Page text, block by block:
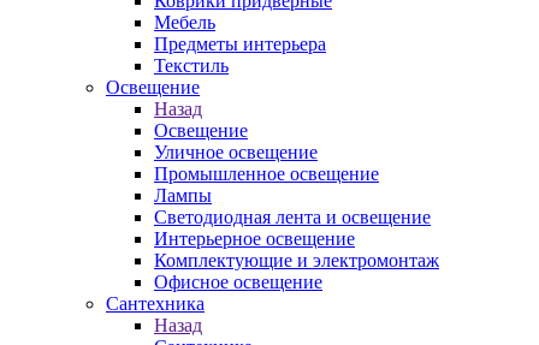
Мебель
Предметы интерьера
Текстиль
Освещение
Назад
Освещение
Уличное освещение
Промышленное освещение
Лампы
Светодиодная лента и освещение
Интерьерное освещение
Комплектующие и электромонтаж
Офисное освещение
Сантехника
Назад